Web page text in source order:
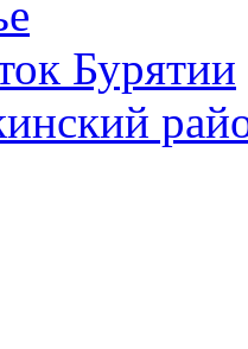
Бурятии